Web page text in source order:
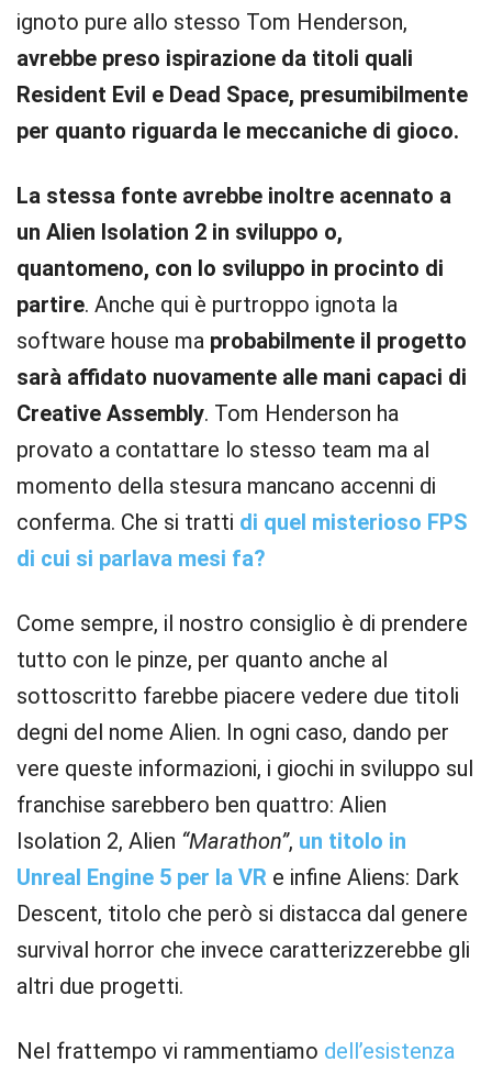
ignoto pure allo stesso Tom Henderson,
avrebbe preso ispirazione da titoli quali
Resident Evil e Dead Space, presumibilmente
per quanto riguarda le meccaniche di gioco.
La stessa fonte avrebbe inoltre acennato a
un Alien Isolation 2 in sviluppo o,
quantomeno, con lo sviluppo in procinto di
partire. Anche qui è purtroppo ignota la
software house ma probabilmente il progetto
sarà affidato nuovamente alle mani capaci di
Creative Assembly. Tom Henderson ha
provato a contattare lo stesso team ma al
momento della stesura mancano accenni di
conferma. Che si tratti di quel misterioso FPS
di cui si parlava mesi fa?
Come sempre, il nostro consiglio è di prendere
tutto con le pinze, per quanto anche al
sottoscritto farebbe piacere vedere due titoli
degni del nome Alien. In ogni caso, dando per
vere queste informazioni, i giochi in sviluppo sul
franchise sarebbero ben quattro: Alien
Isolation 2, Alien “Marathon”, un titolo in
Unreal Engine 5 per la VR e infine Aliens: Dark
Descent, titolo che però si distacca dal genere
survival horror che invece caratterizzerebbe gli
altri due progetti.
Nel frattempo vi rammentiamo dell’esistenza